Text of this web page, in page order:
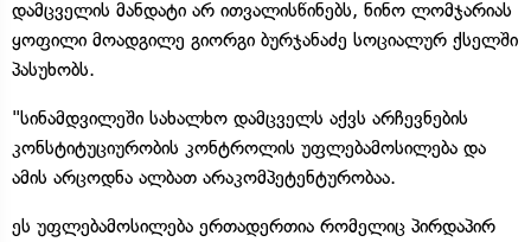
დამცველის მანდატი არ ითვალისწინებს, ნინო ლომჯარიას
ყოფილი მოადგილე გიორგი ბურჯანაძე სოციალურ ქსელში
პასუხობს.
"სინამდვილეში სახალხო დამცველს აქვს არჩევნების
კონსტიტუციურობის კონტროლის უფლებამოსილება და
ამის არცოდნა ალბათ არაკომპეტენტურობაა.
ეს უფლებამოსილება ერთადერთია რომელიც პირდაპირ